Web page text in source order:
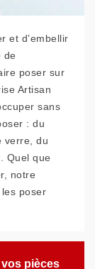
et d’embellir
de
poser sur
Artisan
sans
: du
verre, du
Quel que
notre
poser
pièces